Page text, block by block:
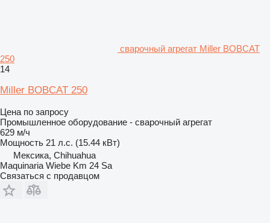
сварочный агрегат Miller BOBCAT
250
14
Miller BOBCAT 250
Цена по запросу
Промышленное оборудование - сварочный агрегат
629 м/ч
Мощность 21 л.с. (15.44 кВт)
Мексика, Chihuahua
Maquinaria Wiebe Km 24 Sa
Связаться с продавцом